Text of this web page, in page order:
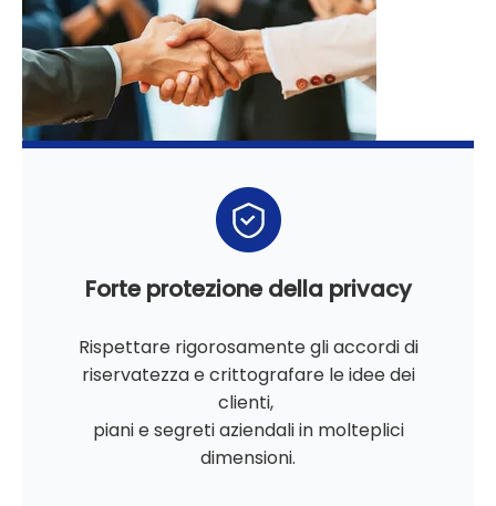
Forte protezione della privacy
Rispettare rigorosamente gli accordi di
riservatezza e crittografare le idee dei
clienti,
piani e segreti aziendali in molteplici
dimensioni.